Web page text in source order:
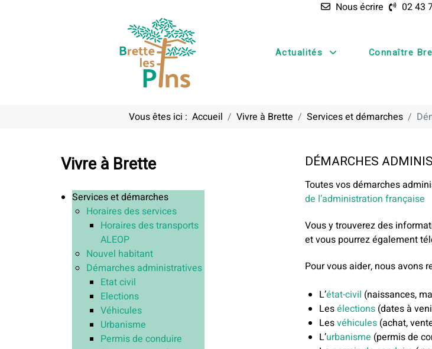
Nous écrire 02 43
Actualités Connaître
Vous êtes ici : Accueil Vivre à Brette Services et démarches
Vivre à Brette
Services et démarches
Horaires des services
Horaires des transports
ALEOP
Nouvel habitant
Démarches administratives
Etat civil
Elections
Véhicules
Urbanisme
Permis de conduire
DÉMARCHES
Toutes vos démarches
de l’administration française
Vous y trouverez des
et vous pourrez également
Pour vous aider, nous avons
L’état-civil (naissances,
Lesélections (dates à
Lesvéhicules (achat,
L’urbanisme (permis de